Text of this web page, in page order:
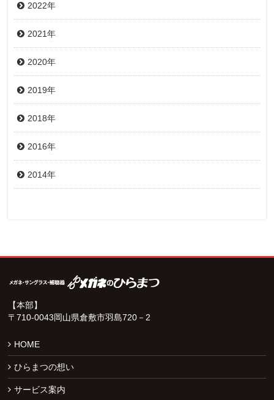
2022年
2021年
2020年
2019年
2018年
2016年
2014年
【本部】
〒710-0043岡山県倉敷市羽島720－2
HOME
ひらまつの想い
サービス案内